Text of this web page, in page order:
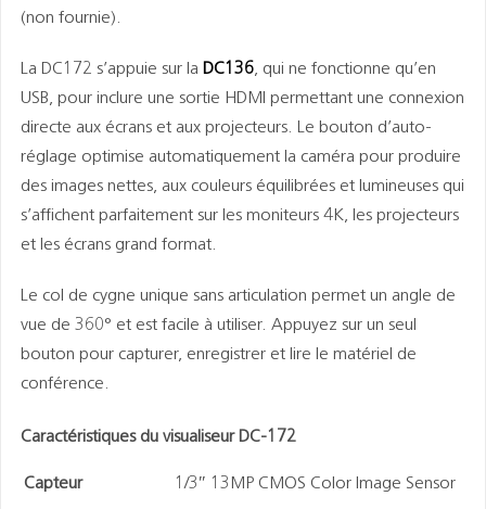
(non fournie).
La DC172 s’appuie sur la DC136, qui ne fonctionne qu’en
USB, pour inclure une sortie HDMI permettant une connexion
directe aux écrans et aux projecteurs. Le bouton d’auto-
réglage optimise automatiquement la caméra pour produire
des images nettes, aux couleurs équilibrées et lumineuses qui
s’affichent parfaitement sur les moniteurs 4K, les projecteurs
et les écrans grand format.
Le col de cygne unique sans articulation permet un angle de
vue de 360° et est facile à utiliser. Appuyez sur un seul
bouton pour capturer, enregistrer et lire le matériel de
conférence.
Caractéristiques du visualiseur DC-172
Capteur 1/3″ 13MP CMOS Color Image Sensor